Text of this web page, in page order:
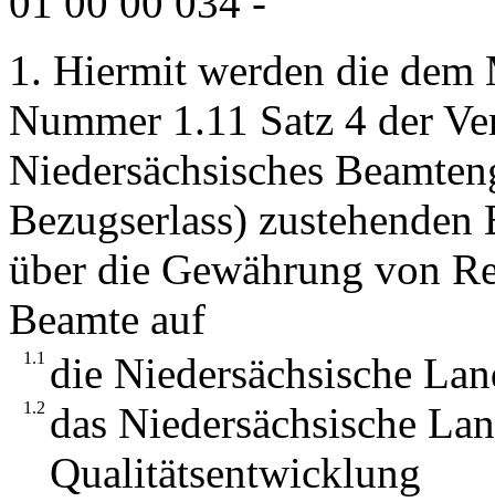
1. Hiermit werden die
Nummer 1.11 Satz 4 der
Niedersächsisches
Bezugserlass)
über die Gewährung von
Beamte auf
1.1 die Niedersächsische
1.2 das Niedersächsische
Qualitätsentwicklung